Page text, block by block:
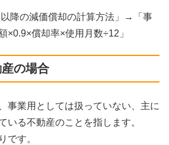
以降の減価償却の計算方法」→「事
×0.9×償却率×使用月数÷12」
の場合
事業用としては扱っていない、主に
いる不動産のことを指します。
です。